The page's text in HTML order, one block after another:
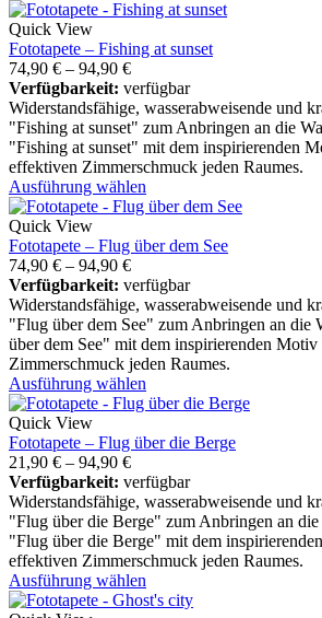
Quick View
Fototapete – Fishing at sunset
74,90 € – 94,90 €
Verfügbarkeit: verfügbar
Widerstandsfähige, wasserabweisende und
"Fishing at sunset" zum Anbringen an die
"Fishing at sunset" mit dem inspirierenden
effektiven Zimmerschmuck jeden Raumes.
Ausführung wählen
Quick View
Fototapete – Flug über dem See
74,90 € – 94,90 €
Verfügbarkeit: verfügbar
Widerstandsfähige, wasserabweisende und
"Flug über dem See" zum Anbringen an die
über dem See" mit dem inspirierenden
Zimmerschmuck jeden Raumes.
Ausführung wählen
Quick View
Fototapete – Flug über die Berge
21,90 € – 94,90 €
Verfügbarkeit: verfügbar
Widerstandsfähige, wasserabweisende und
"Flug über die Berge" zum Anbringen an die
"Flug über die Berge" mit dem
effektiven Zimmerschmuck jeden Raumes.
Ausführung wählen